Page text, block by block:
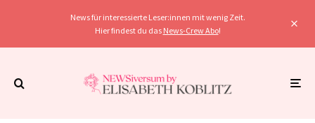
News für interessierte Leser:innen mit wenig Zeit.
Hier findest du das News-Crew Abo!